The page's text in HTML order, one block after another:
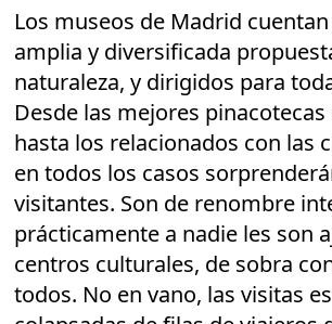
Los museos de Madrid
amplia y diversificada
naturaleza, y dirigidos para
Desde las mejores
hasta los relacionados con las
en todos los casos
visitantes. Son de renombre
prácticamente a nadie les son
centros culturales, de sobra
todos. No en vano, las visitas